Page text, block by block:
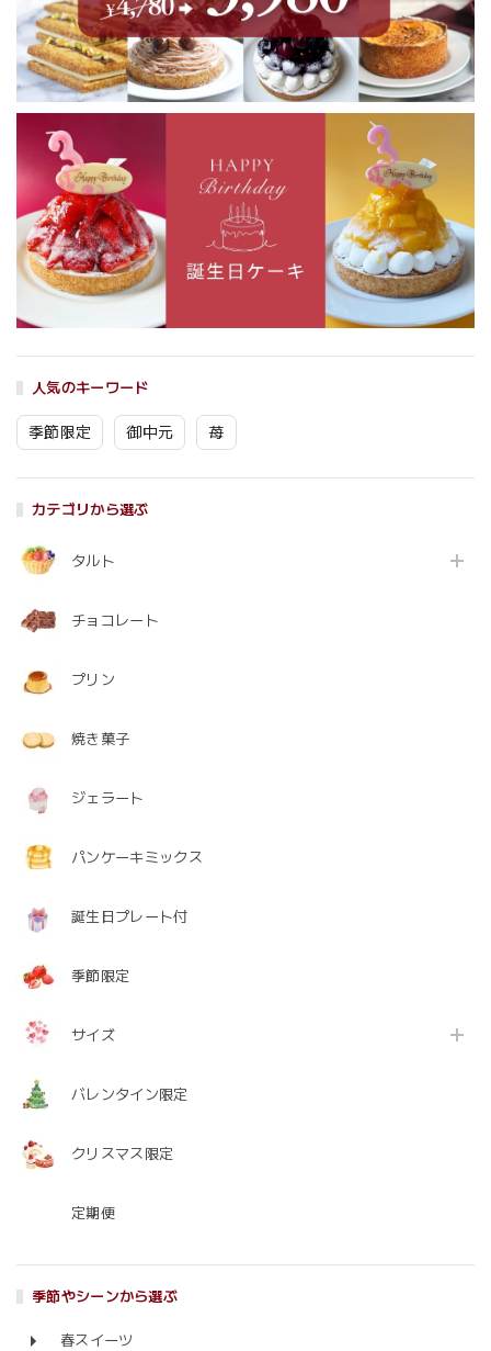
人気のキーワード
季節限定 御中元 苺
カテゴリから選ぶ
タルト
チョコレート
プリン
焼き菓子
ジェラート
パンケーキミックス
誕生日プレート付
季節限定
サイズ
バレンタイン限定
クリスマス限定
定期便
季節やシーンから選ぶ
春スイーツ